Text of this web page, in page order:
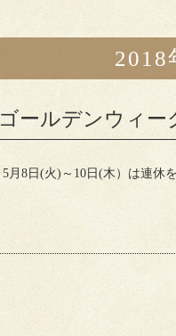
2018
ゴールデンウィー
5月8日(火)～10日(木）は連休